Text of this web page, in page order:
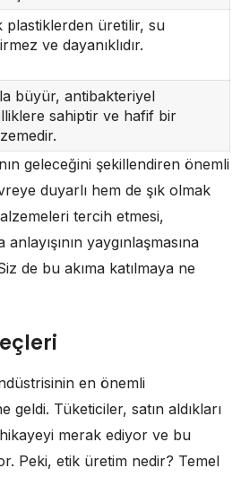
plastiklerden üretilir, su
ve dayanıklıdır.
büyür, antibakteriyel
sahiptir ve hafif bir
geleceğini şekillendiren önemli
duyarlı hem de şık olmak
tercih etmesi,
yaygınlaşmasına
de bu akıma katılmaya ne
en önemli
geldi. Tüketiciler, satın aldıkları
merak ediyor ve bu
Peki, etik üretim nedir? Temel